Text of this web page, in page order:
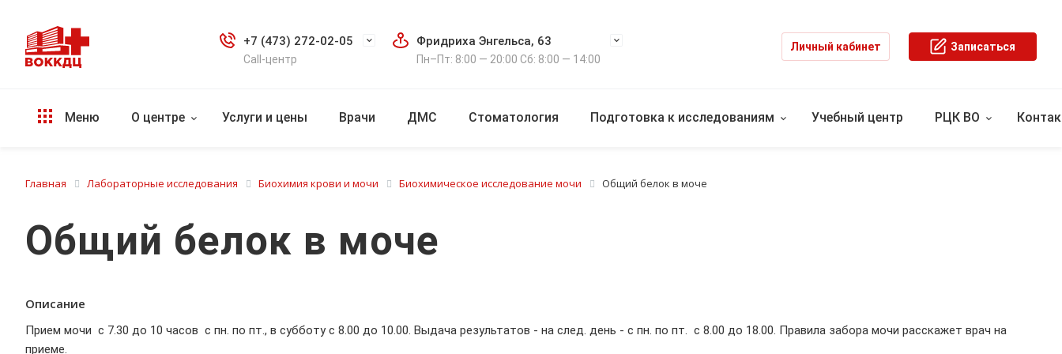
+7 (473) 272-02-05
Call-центр
Фридриха Энгельса, 63
Пн–Пт: 8:00 — 20:00 Сб: 8:00 — 14:00
Личный кабинет Записаться
Меню О центре Услуги и цены Врачи ДМС Стоматология Подготовка к исследованиям Учебный центр РЦК ВО
Главная Лабораторные исследования Биохимия крови и мочи Биохимическое исследование мочи Общий белок в моче
Общий белок в моче
Описание
Прием мочи с 7.30 до 10 часов с пн. по пт., в субботу с 8.00 до 10.00. Выдача результатов - на след. день - с пн. по пт. с 8.00 до 18.00. Правила забора мочи расскажет врач на
приеме.